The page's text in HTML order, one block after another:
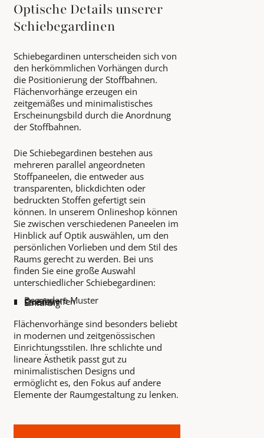
Optische Details unserer
Schiebegardinen
Schiebegardinen unterscheiden sich von
den herkömmlichen Vorhängen durch
die Positionierung der Stoffbahnen.
Flächenvorhänge erzeugen ein
zeitgemäßes und minimalistisches
Erscheinungsbild durch die Anordnung
der Stoffbahnen.
Die Schiebegardinen bestehen aus
mehreren parallel angeordneten
Stoffpaneelen, die entweder aus
transparenten, blickdichten oder
bedruckten Stoffen gefertigt sein
können. In unserem Onlineshop können
Sie zwischen verschiedenen Paneelen im
Hinblick auf Optik auswählen, um den
persönlichen Vorlieben und dem Stil des
Raums gerecht zu werden. Bei uns
finden Sie eine große Auswahl
unterschiedlicher Schiebegardinen:
Einfarbig
Streifen
Querstreifen
Besondere Muster
Flächenvorhänge sind besonders beliebt
in modernen und zeitgenössischen
Einrichtungsstilen. Ihre schlichte und
lineare Ästhetik passt gut zu
minimalistischen Designs und
ermöglicht es, den Fokus auf andere
Elemente der Raumgestaltung zu lenken.